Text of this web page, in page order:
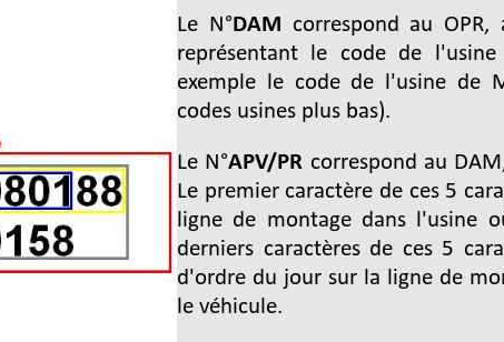
Le N°DAM correspond au
représentant le code de
exemple le code de l'usine de
codes usines plus bas).
Le N°APV/PR correspond au
Le premier caractère de ces 5
ligne de montage dans l'usine
derniers caractères de ces 5
d'ordre du jour sur la ligne de
le véhicule.